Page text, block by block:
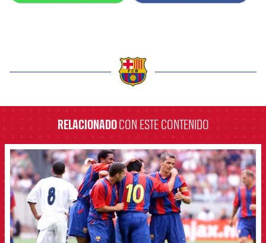
RELACIONADOCON ESTE CONTENIDO
FCB Barcelona badge